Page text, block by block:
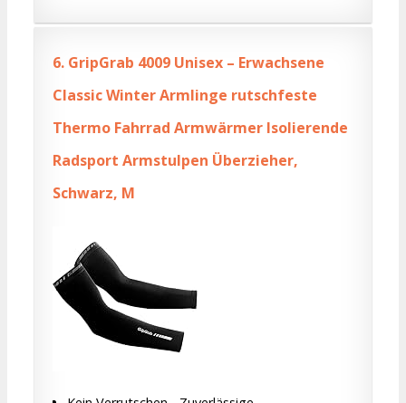
6. GripGrab 4009 Unisex – Erwachsene
Classic Winter Armlinge rutschfeste
Thermo Fahrrad Armwärmer Isolierende
Radsport Armstulpen Überzieher,
Schwarz, M